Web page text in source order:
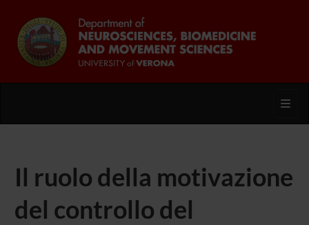
Il ruolo della motivazione
del controllo del